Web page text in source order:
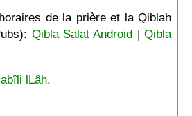
de la prière et la Qiblah
Qibla Salat Android |Qibla
lLâh.